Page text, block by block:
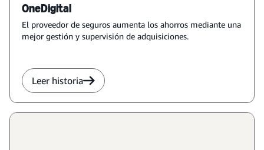
OneDigital
El proveedor de seguros aumenta los ahorros mediante una
mejor gestión y supervisión de adquisiciones.
Leer historia